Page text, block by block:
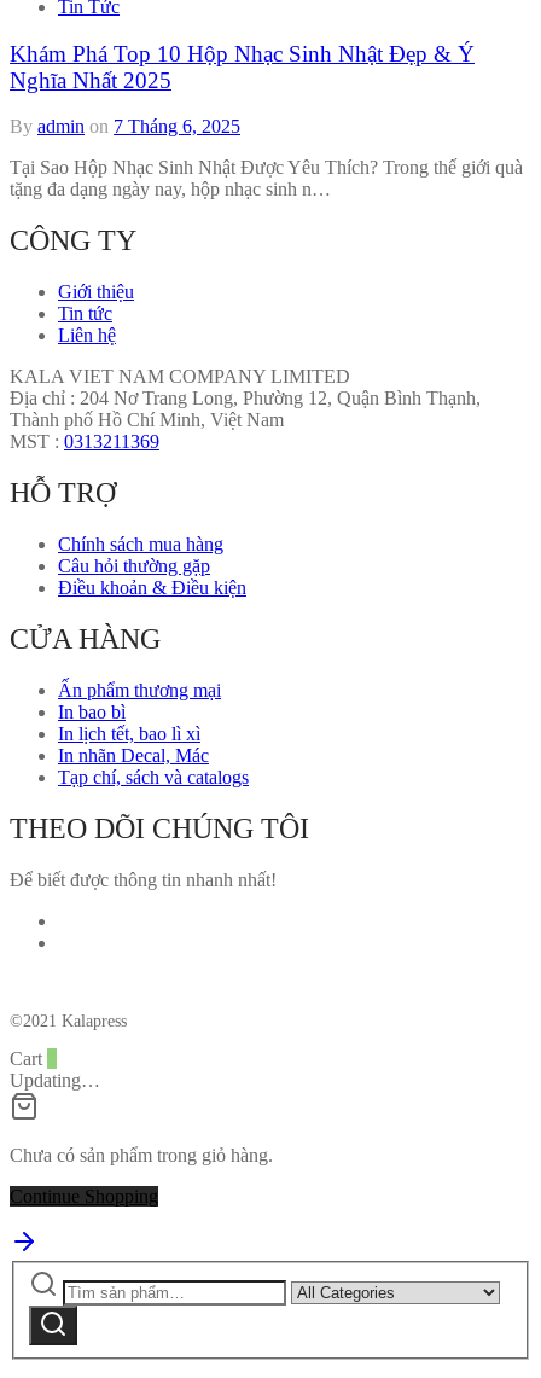
Tin Tức
Khám Phá Top 10 Hộp Nhạc Sinh Nhật Đẹp & Ý
Nghĩa Nhất 2025
By admin on 7 Tháng 6, 2025
Tại Sao Hộp Nhạc Sinh Nhật Được Yêu Thích? Trong thế giới quà
tặng đa dạng ngày nay, hộp nhạc sinh n…
CÔNG TY
Giới thiệu
Tin tức
Liên hệ
KALA VIET NAM COMPANY LIMITED
Địa chỉ : 204 Nơ Trang Long, Phường 12, Quận Bình Thạnh,
Thành phố Hồ Chí Minh, Việt Nam
MST : 0313211369
HỖ TRỢ
Chính sách mua hàng
Câu hỏi thường gặp
Điều khoản & Điều kiện
CỬA HÀNG
Ấn phẩm thương mại
In bao bì
In lịch tết, bao lì xì
In nhãn Decal, Mác
Tạp chí, sách và catalogs
THEO DÕI CHÚNG TÔI
Để biết được thông tin nhanh nhất!
©2021 Kalapress
Cart
Updating…
Chưa có sản phẩm trong giỏ hàng.
Continue Shopping
Tìm
kiếm:
Narrow
by
Tìm
kiếm